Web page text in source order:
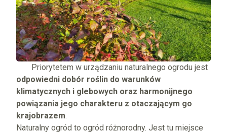
Priorytetem w urządzaniu naturalnego ogrodu jest
odpowiedni dobór roślin do warunków
klimatycznych i glebowych oraz harmonijnego
powiązania jego charakteru z otaczającym go
krajobrazem.
Naturalny ogród to ogród różnorodny. Jest tu miejsce